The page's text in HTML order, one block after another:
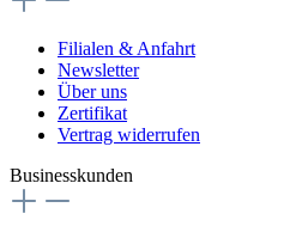
Filialen & Anfahrt
Newsletter
Über uns
Zertifikat
Vertrag widerrufen
Businesskunden